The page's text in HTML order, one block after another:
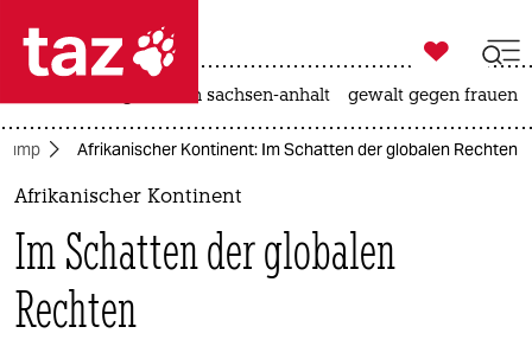
 taz zahl ich
taz zahl ich
politik
öko

taz zahl ich
landtagswahl in sachsen-anhalt gewalt gegen frauen
Afrikanischer Kontinent: Im Schatten der globalen Rechten
Afrikanischer Kontinent
Im Schatten der globalen
Rechten